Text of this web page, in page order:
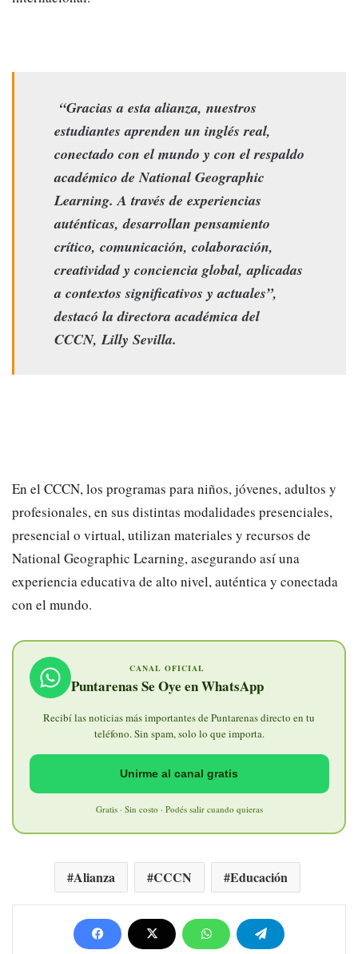
“Gracias a esta alianza, nuestros
estudiantes aprenden un inglés real,
conectado con el mundo y con el respaldo
académico de National Geographic
Learning. A través de experiencias
auténticas, desarrollan pensamiento
crítico, comunicación, colaboración,
creatividad y conciencia global, aplicadas
a contextos significativos y actuales”,
destacó la directora académica del
CCCN, Lilly Sevilla.
En el CCCN, los programas para niños, jóvenes, adultos y
profesionales, en sus distintas modalidades presenciales,
presencial o virtual, utilizan materiales y recursos de
National Geographic Learning, asegurando así una
experiencia educativa de alto nivel, auténtica y conectada
con el mundo.
CANAL OFICIAL
Puntarenas Se Oye en WhatsApp
Recibí las noticias más importantes de Puntarenas directo en tu
teléfono. Sin spam, solo lo que importa.
Unirme al canal gratis
Gratis · Sin costo · Podés salir cuando quieras
Alianza CCCN Educación